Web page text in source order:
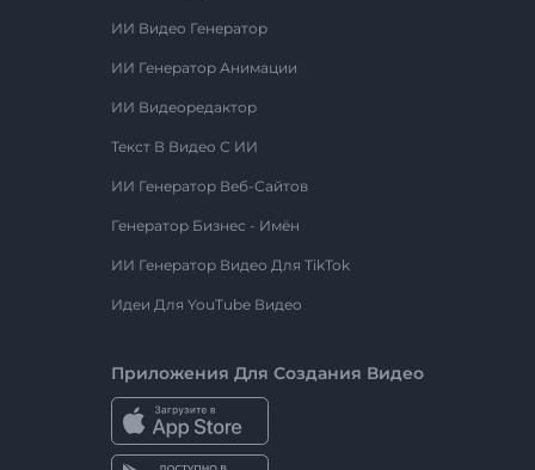
ИИ Видео Генератор
ИИ Генератор Анимации
ИИ Видеоредактор
Текст В Видео С ИИ
ИИ Генератор Веб-Сайтов
Генератор Бизнес - Имён
ИИ Генератор Видео Для TikTok
Идеи Для YouTube Видео
Приложения Для Создания Видео